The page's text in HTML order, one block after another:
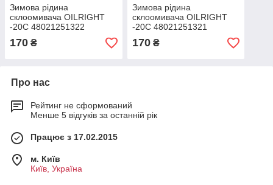
Зимова рідина
склоомивача OILRIGHT
-20C 48021251322
170 ₴
Зимова рідина
склоомивача OILRIGHT
-20C 48021251321
170₴
Про нас
Рейтинг не сформований
Менше 5 відгуків за останній рік
Працює з 17.02.2015
м. Київ
Київ, Україна